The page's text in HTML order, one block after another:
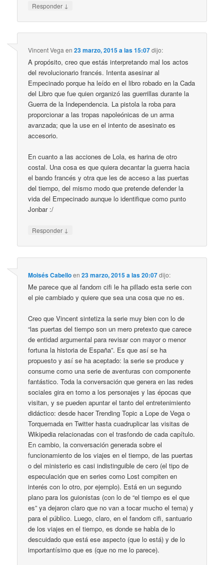
Responder ↓
Vincent Vega en23 marzo, 2015 a las 15:07dijo:
A propósito, creo que estás interpretando mal los actos
del revolucionario francés. Intenta asesinar al
Empecinado porque ha leído en el libro robado en la Cada
del Libro que fue quien organizó las guerrillas durante la
Guerra de la Independencia. La pistola la roba para
proporcionar a las tropas napoleónicas de un arma
avanzada; que la use en el intento de asesinato es
accesorio.
En cuanto a las acciones de Lola, es harina de otro
costal. Una cosa es que quiera decantar la guerra hacia
el bando francés y otra que les de acceso a las puertas
del tiempo, del mismo modo que pretende defender la
vida del Empecinado aunque lo identifique como punto
Jonbar :/
Responder ↓
Moisés Cabelloen23 marzo, 2015 a las 20:07dijo:
Me parece que al fandom cifi le ha pillado esta serie con
el pie cambiado y quiere que sea una cosa que no es.
Creo que Vincent sintetiza la serie muy bien con lo de
“las puertas del tiempo son un mero pretexto que carece
de entidad argumental para revisar con mayor o menor
fortuna la historia de España”. Es que así se ha
propuesto y así se ha aceptado: la serie se produce y
consume como una serie de aventuras con componente
fantástico. Toda la conversación que genera en las redes
sociales gira en torno a los personajes y las épocas que
visitan, y se pueden apuntar el tanto del entretenimiento
didáctico: desde hacer Trending Topic a Lope de Vega o
Torquemada en Twitter hasta cuadruplicar las visitas de
Wikipedia relacionadas con el trasfondo de cada capítulo.
En cambio, la conversación generada sobre el
funcionamiento de los viajes en el tiempo, de las puertas
o del ministerio es casi indistinguible de cero (el tipo de
especulación que en series como Lost compiten en
interés con lo otro, por ejemplo). Está en un segundo
plano para los guionistas (con lo de “el tiempo es el que
es” ya dejaron claro que no van a tocar mucho el tema) y
para el público. Luego, claro, en el fandom cifi, santuario
de los viajes en el tiempo, es donde se habla de lo
descuidado que está ese aspecto (que lo está) y de lo
importantísimo que es (que no me lo parece).